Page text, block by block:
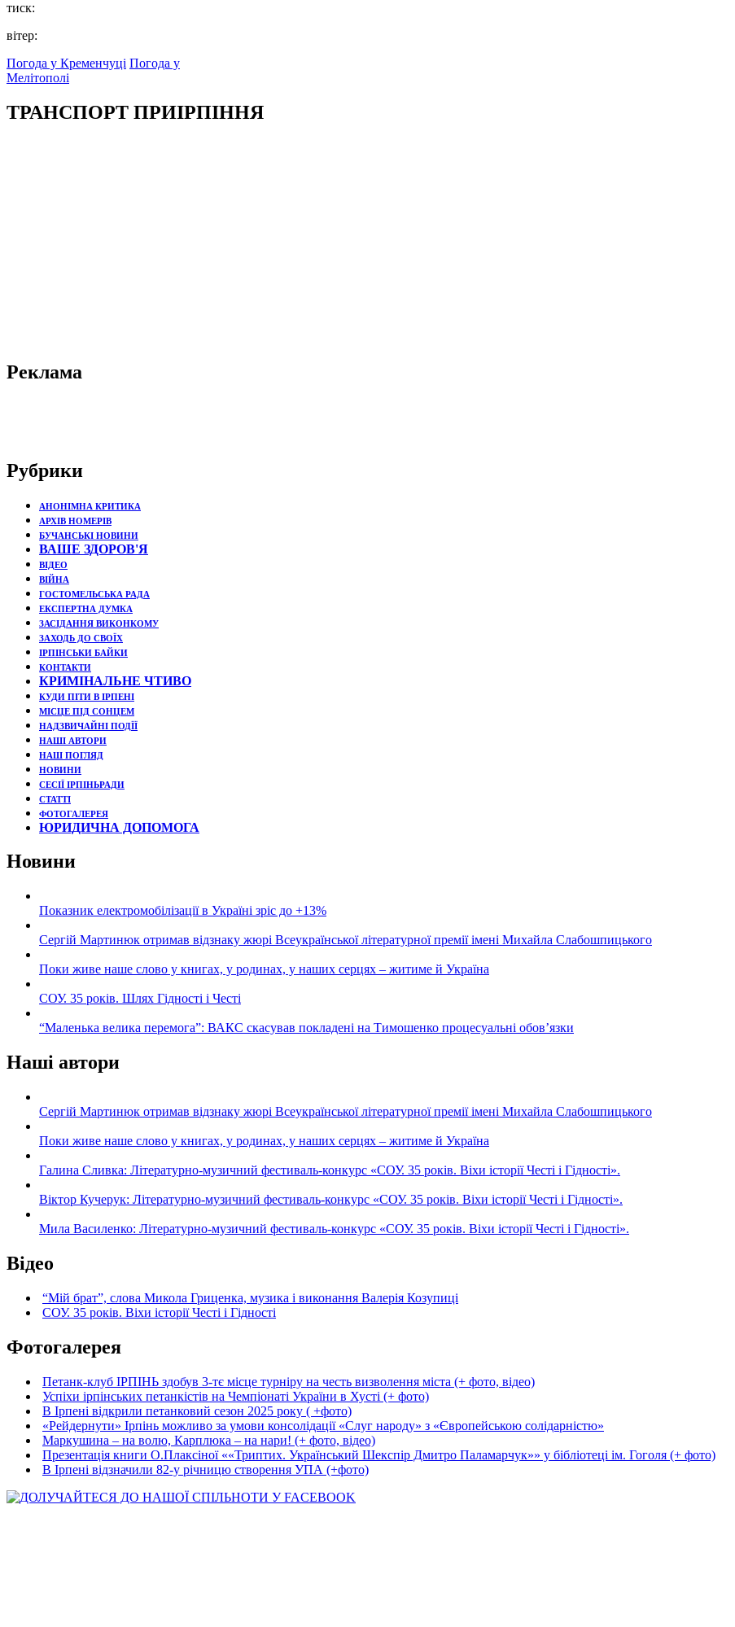
тиск:
вітер:
Погода у Кременчуці Погода у
Мелітополі
ТРАНСПОРТ ПРИІРПІННЯ
Реклама
Рубрики
АНОНІМНА КРИТИКА
АРХІВ НОМЕРІВ
БУЧАНСЬКІ НОВИНИ
ВАШЕ ЗДОРОВ'Я
ВІДЕО
ВІЙНА
ГОСТОМЕЛЬСЬКА РАДА
ЕКСПЕРТНА ДУМКА
ЗАСІДАННЯ ВИКОНКОМУ
ЗАХОДЬ ДО СВОЇХ
ІРПІНСЬКИ БАЙКИ
КОНТАКТИ
КРИМІНАЛЬНЕ ЧТИВО
КУДИ ПІТИ В ІРПЕНІ
МІСЦЕ ПІД СОНЦЕМ
НАДЗВИЧАЙНІ ПОДЇЇ
НАШІ АВТОРИ
НАШ ПОГЛЯД
НОВИНИ
СЕСІЇ ІРПІНЬРАДИ
СТАТТІ
ФОТОГАЛЕРЕЯ
ЮРИДИЧНА ДОПОМОГА
Новини
Показник електромобілізації в Україні зріс до +13%
Сергій Мартинюк отримав відзнаку жюрі Всеукраїнської літературної премії імені Михайла Слабошпицького
Поки живе наше слово у книгах, у родинах, у наших серцях – житиме й Україна
СОУ. 35 років. Шлях Гідності і Честі
“Маленька велика перемога”: ВАКС скасував покладені на Тимошенко процесуальні обов’язки
Наші автори
Сергій Мартинюк отримав відзнаку жюрі Всеукраїнської літературної премії імені Михайла Слабошпицького
Поки живе наше слово у книгах, у родинах, у наших серцях – житиме й Україна
Галина Сливка: Літературно-музичний фестиваль-конкурс «СОУ. 35 років. Віхи історії Честі і Гідності».
Віктор Кучерук: Літературно-музичний фестиваль-конкурс «СОУ. 35 років. Віхи історії Честі і Гідності».
Мила Василенко: Літературно-музичний фестиваль-конкурс «СОУ. 35 років. Віхи історії Честі і Гідності».
Відео
“Мій брат”, слова Микола Гриценка, музика і виконання Валерія Козупиці
СОУ. 35 років. Віхи історії Честі і Гідності
Фотогалерея
Петанк-клуб ІРПІНЬ здобув 3-тє місце турніру на честь визволення міста (+ фото, відео)
Успіхи ірпінських петанкістів на Чемпіонаті України в Хусті (+ фото)
В Ірпені відкрили петанковий сезон 2025 року ( +фото)
«Рейдернути» Ірпінь можливо за умови консолідації «Слуг народу» з «Європейською солідарністю»
Маркушина – на волю, Карплюка – на нари! (+ фото, відео)
Презентація книги О.Плаксіної ««Триптих. Український Шекспір Дмитро Паламарчук»» у бібліотеці ім. Гоголя (+ фото)
В Ірпені відзначили 82-у річницю створення УПА (+фото)